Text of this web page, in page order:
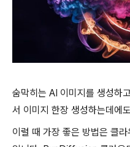
숨막히는 AI 이미지를 생성하
서 이미지 한장 생성하는데에
이럴 때 가장 좋은 방법은 클